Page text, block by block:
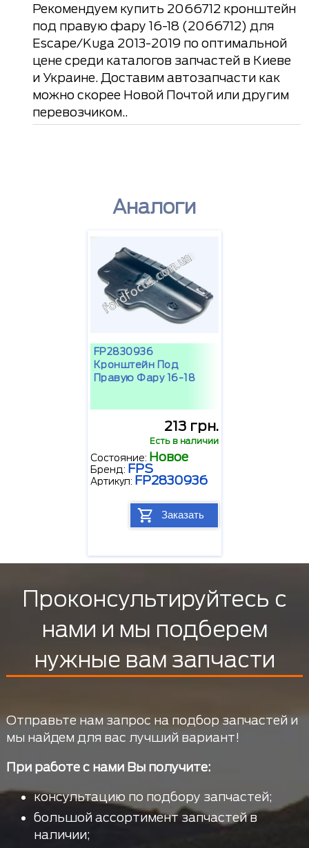
Рекомендуем купить 2066712 кронштейн
под правую фару 16-18 (2066712) для
Escape/Kuga 2013-2019 по оптимальной
цене среди каталогов запчастей в Киеве
и Украине. Доставим автозапчасти как
можно скорее Новой Почтой или другим
перевозчиком..
Аналоги
FP2830936
Кронштейн Под
Правую Фару 16-18
213 грн.
Есть в наличии
Состояние: Новое
Бренд: FPS
Артикул: FP2830936
Заказать
Проконсультируйтесь с
нами и мы подберем
нужные вам запчасти
Отправьте нам запрос на подбор запчастей и
мы найдем для вас лучший вариант!
При работе с нами Вы получите:
консультацию по подбору запчастей;
большой ассортимент запчастей в
наличии;